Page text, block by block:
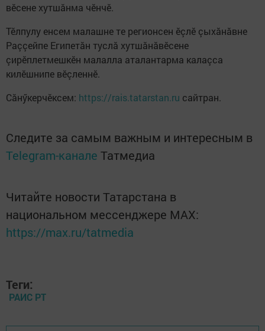
вӗсене хутшăнма чӗнчӗ.
Тӗлпулу енсем малашне те регионсен ӗçлӗ çыхăнăвне
Раççейпе Египетăн туслă хутшăнăвӗсене
çирӗплетмешкӗн малалла аталантарма калаçса
килӗшнипе вӗçленнӗ.
Сăнӳкерчӗксем: https://rais.tatarstan.ru сайтран.
Следите за самым важным и интересным в
Telegram-канале Татмедиа
Читайте новости Татарстана в
национальном мессенджере MАХ:
https://max.ru/tatmedia
Теги:
РАИС РТ